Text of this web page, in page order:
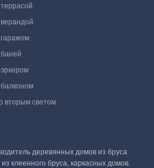
вторым светом
деревянных домов из бруса
клеенного бруса, каркасных домов.